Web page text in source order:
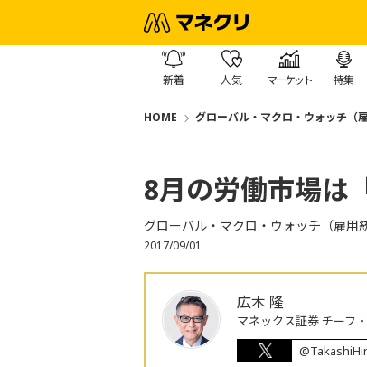
新着 人気 マーケット 特集
HOME グローバル・マクロ・ウォッチ（雇
8月の労働市場は
グローバル・マクロ・ウォッチ（雇用統
2017/09/01
広木 隆
マネックス証券 チーフ